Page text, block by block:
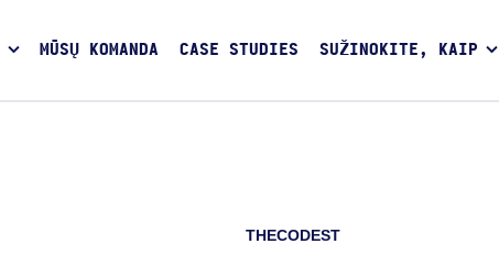
MŪSŲ KOMANDA CASE STUDIES SUŽINOKITE, KAIP
THECODEST